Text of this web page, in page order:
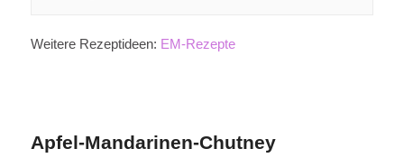
Weitere Rezeptideen: EM-Rezepte
Apfel-Mandarinen-Chutney